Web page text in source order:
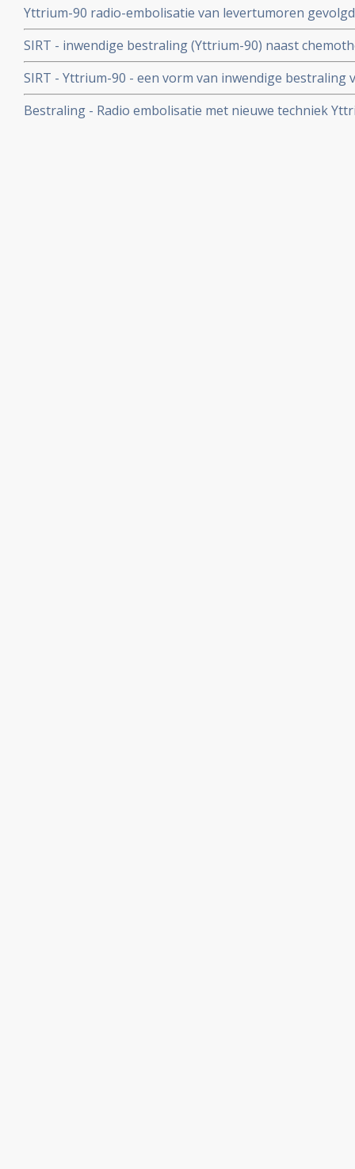
Yttrium-90 radio-embolisatie van levertumoren
Durvalumab en Tremelimumab bij
veilig toe te passen maar immuuntherapie slaat niet
SIRT - inwendige bestraling (Yttrium-90) naast
rechtszijdige darmtumoren een verschil in overall
maanden bij uitgezaaide darmkanker
SIRT - Yttrium-90 - een vorm van inwendige bestraling
officieel opgenomen in de richtlijnen voor behandelen
Bestraling - Radio embolisatie met nieuwe techniek